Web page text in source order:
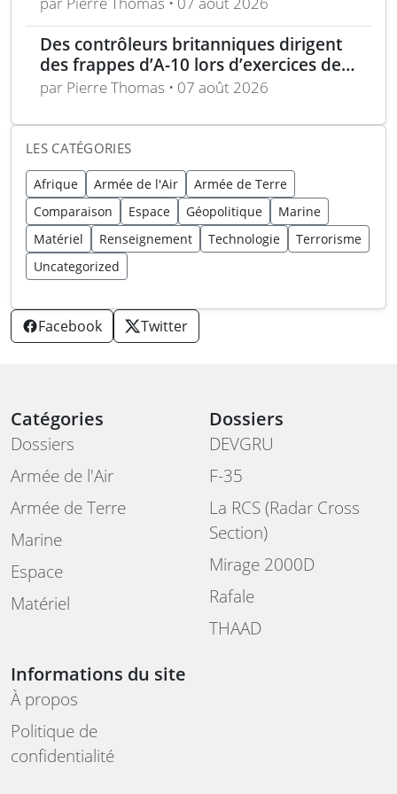
Des contrôleurs britanniques dirigent
des frappes d’A-10 lors d’exercices de
soutien aérien rapproché
par Pierre Thomas • 07 août 2026
LES CATÉGORIES
Afrique Armée de l'Air
Armée de Terre
Comparaison
Espace Géopolitique
Marine
Matériel
Renseignement Technologie
Terrorisme
Uncategorized
Facebook Twitter
Catégories
Dossiers
Armée de l'Air
Armée de Terre
Marine
Espace
Matériel
Dossiers
DEVGRU
F-35
La RCS (Radar Cross
Section)
Mirage 2000D
Rafale
THAAD
Informations du site
À propos
Politique de
confidentialité